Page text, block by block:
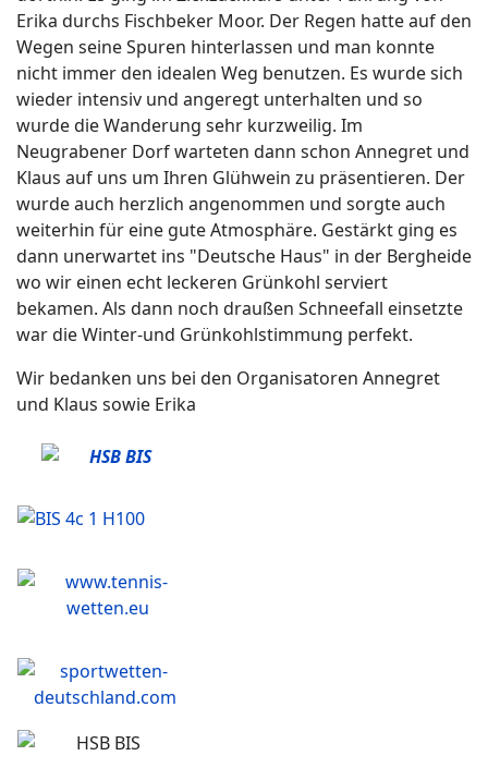
Erika durchs Fischbeker Moor. Der Regen hatte auf den
Wegen seine Spuren hinterlassen und man konnte
nicht immer den idealen Weg benutzen. Es wurde sich
wieder intensiv und angeregt unterhalten und so
wurde die Wanderung sehr kurzweilig. Im
Neugrabener Dorf warteten dann schon Annegret und
Klaus auf uns um Ihren Glühwein zu präsentieren. Der
wurde auch herzlich angenommen und sorgte auch
weiterhin für eine gute Atmosphäre. Gestärkt ging es
dann unerwartet ins "Deutsche Haus" in der Bergheide
wo wir einen echt leckeren Grünkohl serviert
bekamen. Als dann noch draußen Schneefall einsetzte
war die Winter-und Grünkohlstimmung perfekt.
Wir bedanken uns bei den Organisatoren Annegret
und Klaus sowie Erika